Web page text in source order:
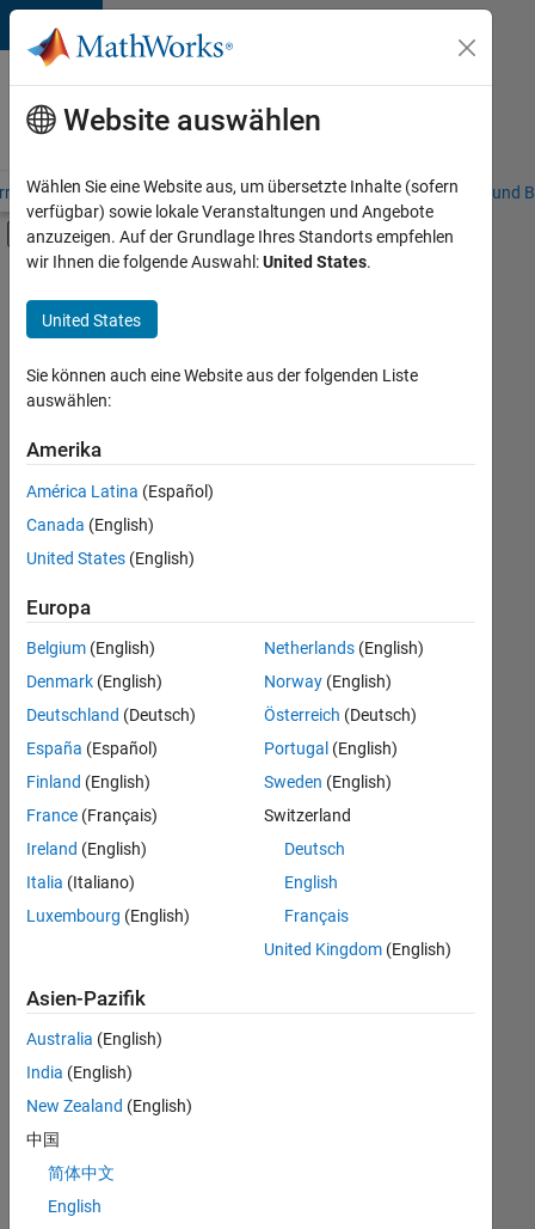
Weiter zum Inhalt
Karriere
bei
MathWorks
– Übersicht Stellensuche Niederlassungen Studierende und
Umschaltung für Off-Canvas-
Hauptinhalt
Information Technology
Customer Support
Education Sales
Marketing Services
Finance and Operations
Human Resources
Legal
+6
Derzeit
es
keine
offenen
Stellen,
Ihren
Suchkriterien
entsprechen.
können
die
Suchkriterien
weiter
fassen
oder
alle
Stellenangebote
anzeigen .
noch
keine
offenen
Stellen
können,
die
Ihren
Website auswählen
Wählen Sie eine Website aus, um übersetzte Inhalte (sofern
verfügbar) sowie lokale Veranstaltungen und Angebote
anzuzeigen. Auf der Grundlage Ihres Standorts empfehlen
wir Ihnen die folgende Auswahl:United States.
United States
Sie können auch eine Website aus der folgenden Liste
auswählen:
Amerika
América Latina (Español)
Canada (English)
United States (English)
Europa
Belgium (English)
Denmark (English)
Deutschland (Deutsch)
España (Español)
Finland (English)
France (Français)
Ireland (English)
Italia (Italiano)
Luxembourg (English)
Netherlands(English)
Norway(English)
Österreich (Deutsch)
Portugal (English)
Sweden (English)
Switzerland
Deutsch
English
Français
United Kingdom(English)
Asien-Pazifik
Australia (English)
India (English)
New Zealand (English)
中国
简体中文
English